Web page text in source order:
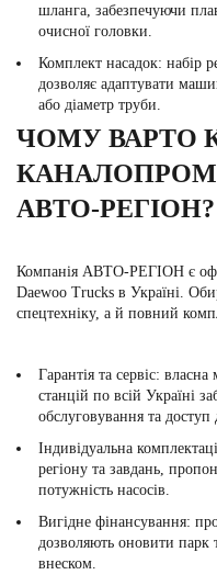
шланга, забезпечуючи
очисної головки.
Комплект насадок: набір
дозволяє адаптувати
або діаметр труби.
ЧОМУ ВАРТО
АВТО-РЕГІОН?
Компанія АВТО-РЕГІОН є
Daewoo Trucks в Україні.
спецтехніку, а й повний
Гарантія та сервіс: власна
станцій по всій Україні
обслуговування та
Індивідуальна
регіону та завдань,
потужність насосів.
Вигідне фінансування:
дозволяють оновити парк
внеском.